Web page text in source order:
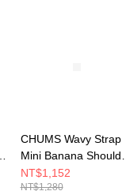
CHUMS Wavy Strap
Mini Banana Shoulder
Bag肩背包(約3L) 黑色
CH604142K001
NT$1,152
NT$1,280